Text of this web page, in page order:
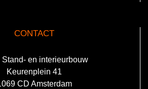
CONTACT
Stand- en interieurbouw
Keurenplein 41
CD Amsterdam